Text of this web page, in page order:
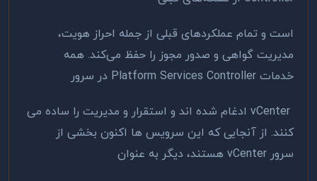
است و تمام عملکردهای قبلی از جمله احراز هویت،
مدیریت گواهی و صدور مجوز را حفظ می‌کند. همه
خدمات Platform Services Controller در سرور
vCenter ادغام شده اند و استقرار و مدیریت را ساده می
کنند. از آنجایی که این سرویس ها اکنون بخشی از
سرور vCenter هستند، دیگر به عنوان